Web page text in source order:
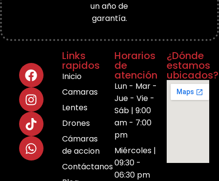
un año de
garantía.
Links
rapidos
Inicio
Camaras
Lentes
Drones
Cámaras
de accion
Contáctanos
Horarios
de
atención
Lun - Mar -
Jue - Vie -
Sáb | 9:00
am - 7:00
pm
Miércoles |
09:30 -
06:30 pm
¿Dónde
estamos
ubicados?